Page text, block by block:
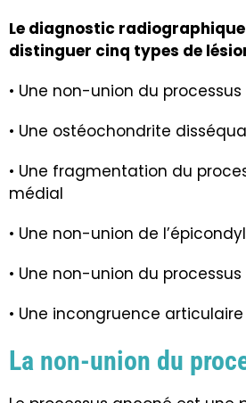
Le diagnostic
distinguer cinq types de
• Une non-union du
• Une ostéochondrite
• Une fragmentation du
médial
• Une non-union de
• Une non-union du
• Une incongruence articulaire
La non-union du